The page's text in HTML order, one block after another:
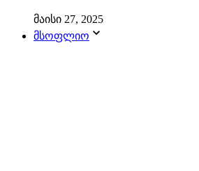
მაისი 27, 2025
მსოფლიო